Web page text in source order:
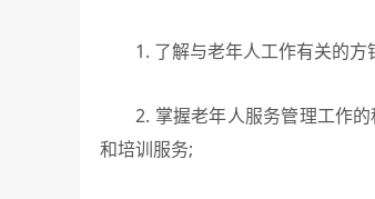
1. 了解与老年人工作有关的方
2. 掌握老年人服务管理工作的
和培训服务;